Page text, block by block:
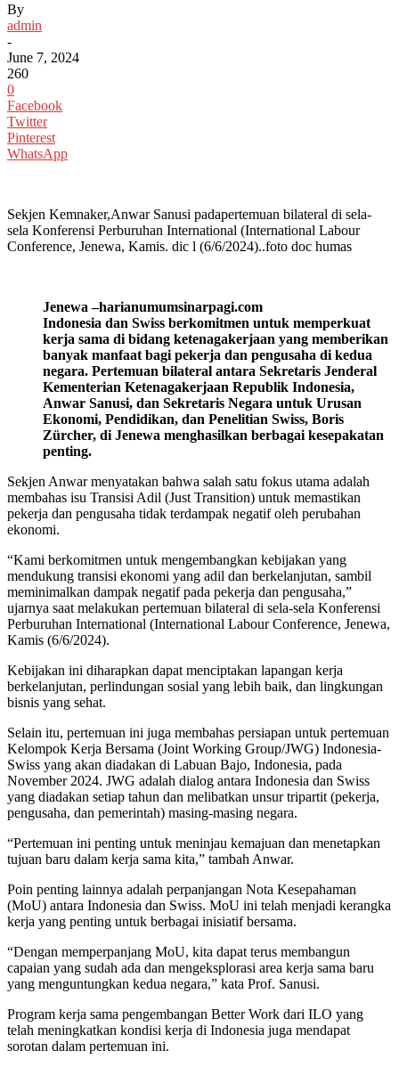
By
admin
-
June 7, 2024
260
0
Facebook
Twitter
Pinterest
WhatsApp
Sekjen Kemnaker,Anwar Sanusi padapertemuan bilateral di sela-
sela Konferensi Perburuhan International (International Labour
Conference, Jenewa, Kamis. dic l (6/6/2024)..foto doc humas
Jenewa –harianumumsinarpagi.com
Indonesia dan Swiss berkomitmen untuk memperkuat
kerja sama di bidang ketenagakerjaan yang memberikan
banyak manfaat bagi pekerja dan pengusaha di kedua
negara. Pertemuan bilateral antara Sekretaris Jenderal
Kementerian Ketenagakerjaan Republik Indonesia,
Anwar Sanusi, dan Sekretaris Negara untuk Urusan
Ekonomi, Pendidikan, dan Penelitian Swiss, Boris
Zürcher, di Jenewa menghasilkan berbagai kesepakatan
penting.
Sekjen Anwar menyatakan bahwa salah satu fokus utama adalah
membahas isu Transisi Adil (Just Transition) untuk memastikan
pekerja dan pengusaha tidak terdampak negatif oleh perubahan
ekonomi.
“Kami berkomitmen untuk mengembangkan kebijakan yang
mendukung transisi ekonomi yang adil dan berkelanjutan, sambil
meminimalkan dampak negatif pada pekerja dan pengusaha,”
ujarnya saat melakukan pertemuan bilateral di sela-sela Konferensi
Perburuhan International (International Labour Conference, Jenewa,
Kamis (6/6/2024).
Kebijakan ini diharapkan dapat menciptakan lapangan kerja
berkelanjutan, perlindungan sosial yang lebih baik, dan lingkungan
bisnis yang sehat.
Selain itu, pertemuan ini juga membahas persiapan untuk pertemuan
Kelompok Kerja Bersama (Joint Working Group/JWG) Indonesia-
Swiss yang akan diadakan di Labuan Bajo, Indonesia, pada
November 2024. JWG adalah dialog antara Indonesia dan Swiss
yang diadakan setiap tahun dan melibatkan unsur tripartit (pekerja,
pengusaha, dan pemerintah) masing-masing negara.
“Pertemuan ini penting untuk meninjau kemajuan dan menetapkan
tujuan baru dalam kerja sama kita,” tambah Anwar.
Poin penting lainnya adalah perpanjangan Nota Kesepahaman
(MoU) antara Indonesia dan Swiss. MoU ini telah menjadi kerangka
kerja yang penting untuk berbagai inisiatif bersama.
“Dengan memperpanjang MoU, kita dapat terus membangun
capaian yang sudah ada dan mengeksplorasi area kerja sama baru
yang menguntungkan kedua negara,” kata Prof. Sanusi.
Program kerja sama pengembangan Better Work dari ILO yang
telah meningkatkan kondisi kerja di Indonesia juga mendapat
sorotan dalam pertemuan ini.